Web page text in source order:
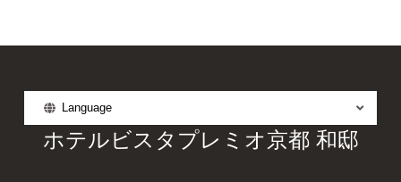
Language
ホテルビスタプレミオ京都 和邸